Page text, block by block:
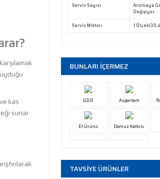
kas
sunar.
Servis Sayısı
Aromaya
Değişiyor
Servis Miktarı
1
BUNLARI İÇERMEZ
GDO Aspartam
Et Ürünü Domuz Katkısı
TAVSİYE ÜRÜNLER